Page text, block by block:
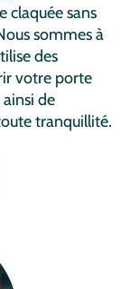
claquée sans
sommes à
des
votre porte
de
tranquillité.